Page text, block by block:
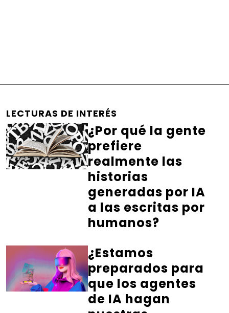
LECTURAS DE INTERÉS
¿Por qué la gente
prefiere
realmente las
historias
generadas por IA
a las escritas por
humanos?
¿Estamos
preparados para
que los agentes
de IA hagan